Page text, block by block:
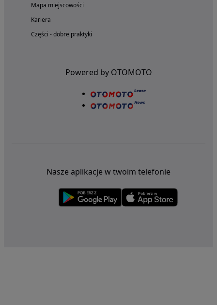
Mapa miejscowości
Kariera
Części - dobre praktyki
Powered by OTOMOTO
Nasze aplikacje w twoim telefonie